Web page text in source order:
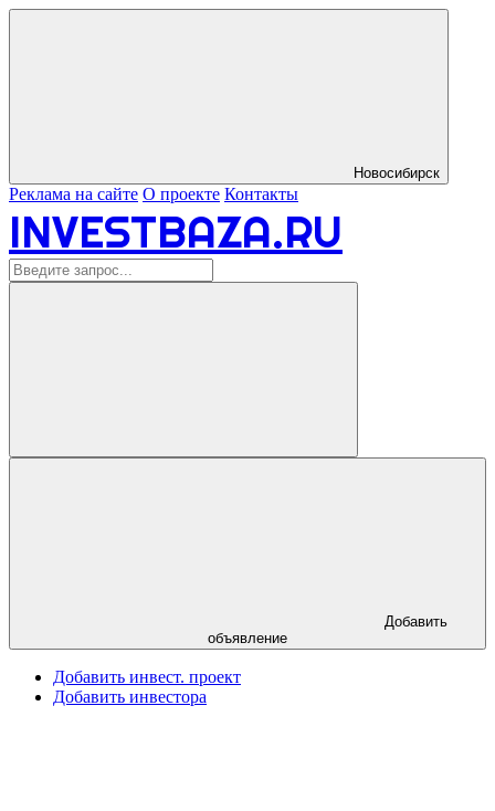
Новосибирск
Реклама на сайте О проекте Контакты
INVESTBAZA.RU
объявление
Добавить инвест. проект
Добавить инвестора